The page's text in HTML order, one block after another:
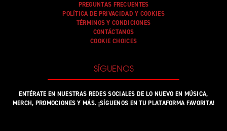
PREGUNTAS FRECUENTES
POLÍTICA DE PRIVACIDAD Y COOKIES
TÉRMINOS Y CONDICIONES
CONTÁCTANOS
COOKIE CHOICES
SÍGUENOS
ENTÉRATE EN NUESTRAS REDES SOCIALES DE LO NUEVO EN MÚSICA,
MERCH, PROMOCIONES Y MÁS. ¡SÍGUENOS EN TU PLATAFORMA FAVORITA!